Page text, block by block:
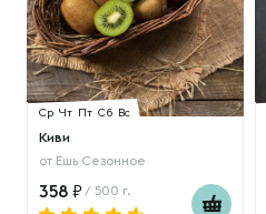
Ср Чт Пт Сб Вс
Киви
от Ешь Сезонное
358 / 500 г.